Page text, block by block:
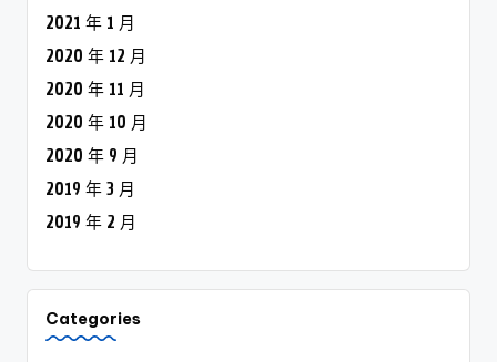
2021 年 1 月
2020 年 12 月
2020 年 11 月
2020 年 10 月
2020 年 9 月
2019 年 3 月
2019 年 2 月
Categories